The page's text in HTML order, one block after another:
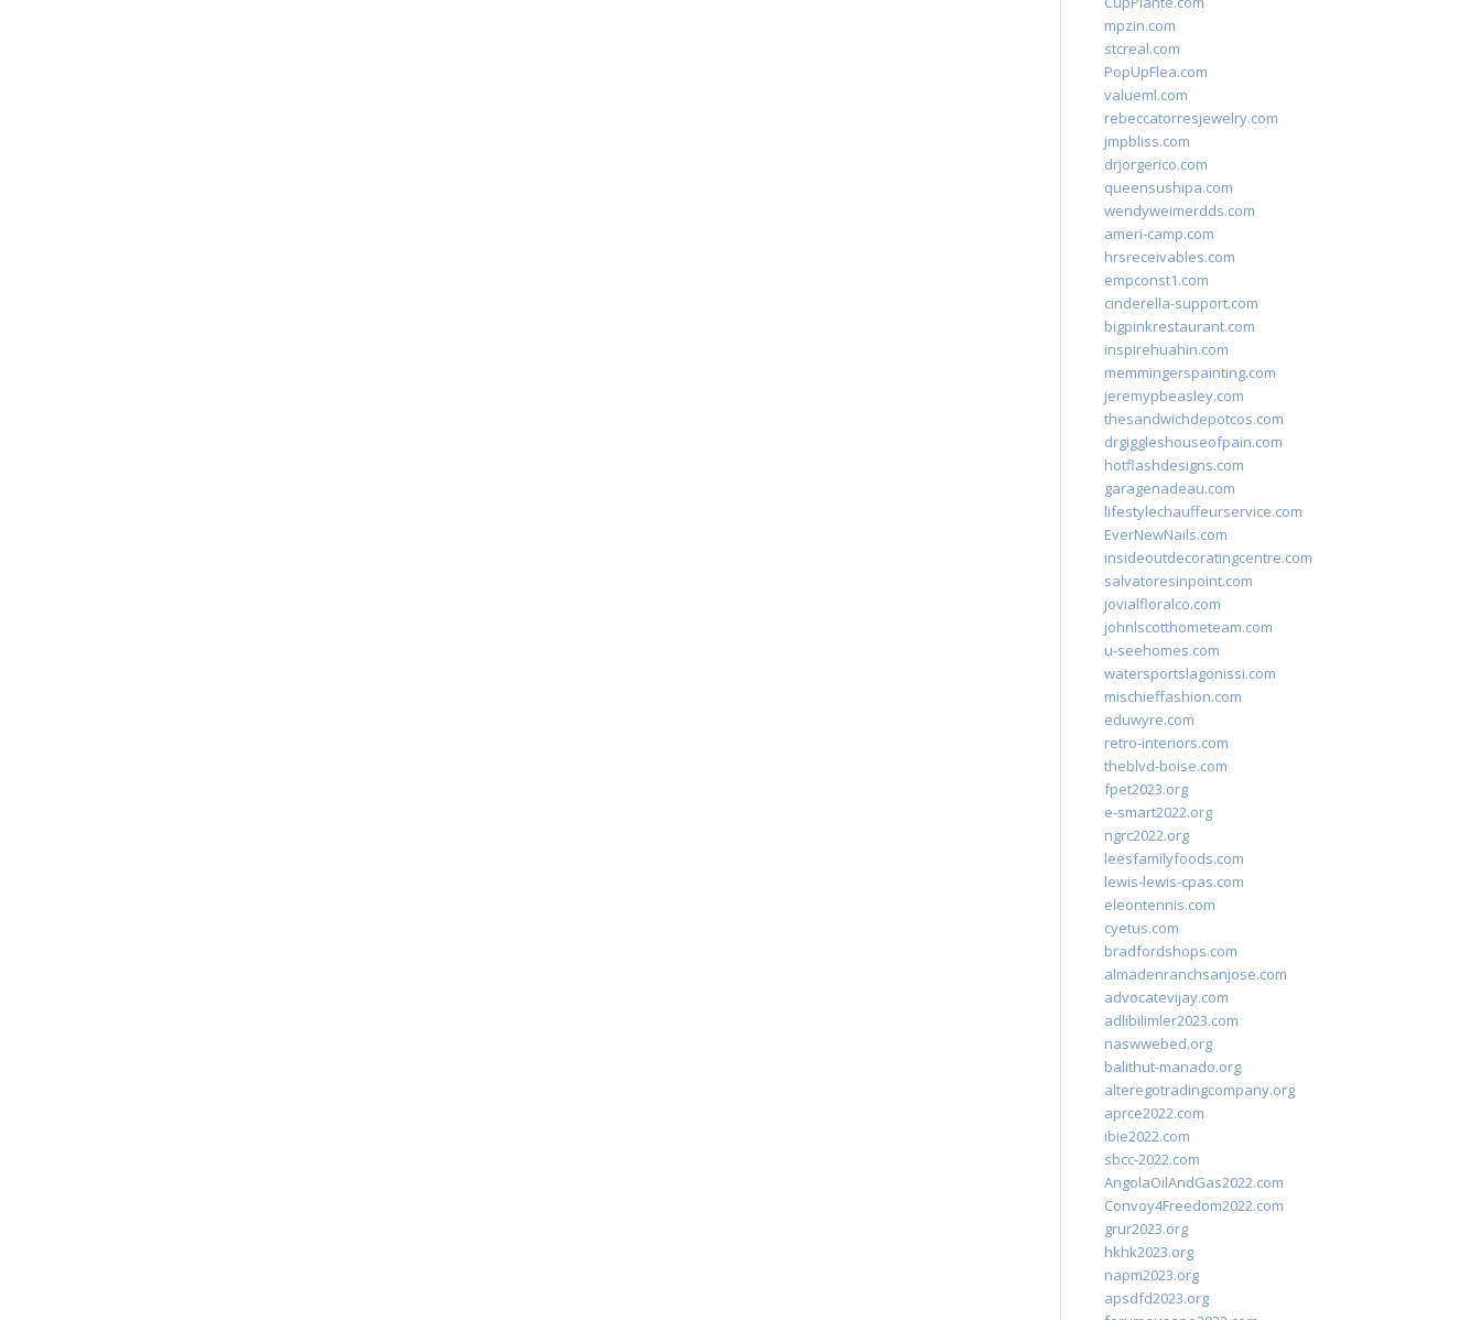
mpzin.com
stcreal.com
PopUpFlea.com
valueml.com
rebeccatorresjewelry.com
jmpbliss.com
drjorgerico.com
queensushipa.com
wendyweimerdds.com
ameri-camp.com
hrsreceivables.com
empconst1.com
cinderella-support.com
bigpinkrestaurant.com
inspirehuahin.com
memmingerspainting.com
jeremypbeasley.com
thesandwichdepotcos.com
drgiggleshouseofpain.com
hotflashdesigns.com
garagenadeau.com
lifestylechauffeurservice.com
EverNewNails.com
insideoutdecoratingcentre.com
salvatoresinpoint.com
jovialfloralco.com
johnlscotthometeam.com
u-seehomes.com
watersportslagonissi.com
mischieffashion.com
eduwyre.com
retro-interiors.com
theblvd-boise.com
fpet2023.org
e-smart2022.org
ngrc2022.org
leesfamilyfoods.com
lewis-lewis-cpas.com
eleontennis.com
cyetus.com
bradfordshops.com
almadenranchsanjose.com
advocatevijay.com
adlibilimler2023.com
naswwebed.org
balithut-manado.org
alteregotradingcompany.org
aprce2022.com
ibie2022.com
sbcc-2022.com
AngolaOilAndGas2022.com
Convoy4Freedom2022.com
grur2023.org
hkhk2023.org
napm2023.org
apsdfd2023.org